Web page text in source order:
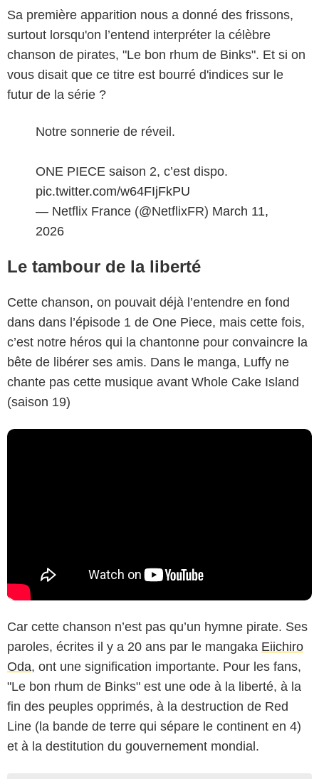
Sa première apparition nous a donné des frissons,
surtout lorsqu'on l’entend interpréter la célèbre
chanson de pirates, "Le bon rhum de Binks". Et si on
vous disait que ce titre est bourré d'indices sur le
futur de la série ?
Notre sonnerie de réveil.
ONE PIECE saison 2, c’est dispo.
pic.twitter.com/w64FIjFkPU
— Netflix France (@NetflixFR) March 11,
2026
Le tambour de la liberté
Cette chanson, on pouvait déjà l’entendre en fond
dans dans l’épisode 1 de One Piece, mais cette fois,
c’est notre héros qui la chantonne pour convaincre la
bête de libérer ses amis. Dans le manga, Luffy ne
chante pas cette musique avant Whole Cake Island
(saison 19)
Car cette chanson n’est pas qu’un hymne pirate. Ses
paroles, écrites il y a 20 ans par le mangaka Eiichiro
Oda, ont une signification importante. Pour les fans,
"Le bon rhum de Binks" est une ode à la liberté, à la
fin des peuples opprimés, à la destruction de Red
Line (la bande de terre qui sépare le continent en 4)
et à la destitution du gouvernement mondial.